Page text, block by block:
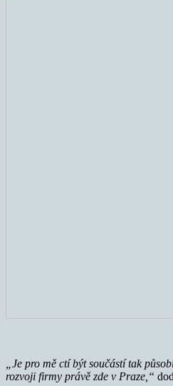
„Je pro mě ctí být součástí tak
rozvoji firmy právě zde v Praze,“